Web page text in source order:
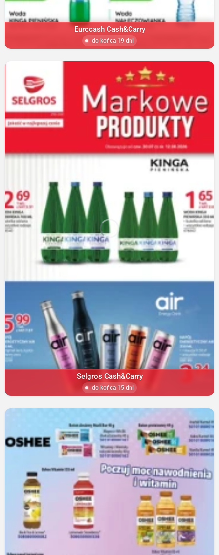
Eurocash Cash&Carry
do końca 19 dni
Selgros Cash&Carry
do końca 15 dni